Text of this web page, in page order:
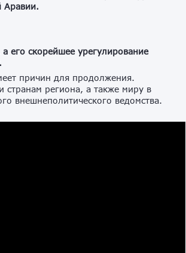
Аравии.
его скорейшее урегулирование
причин для продолжения.
региона, а также миру в
внешнеполитического ведомства.